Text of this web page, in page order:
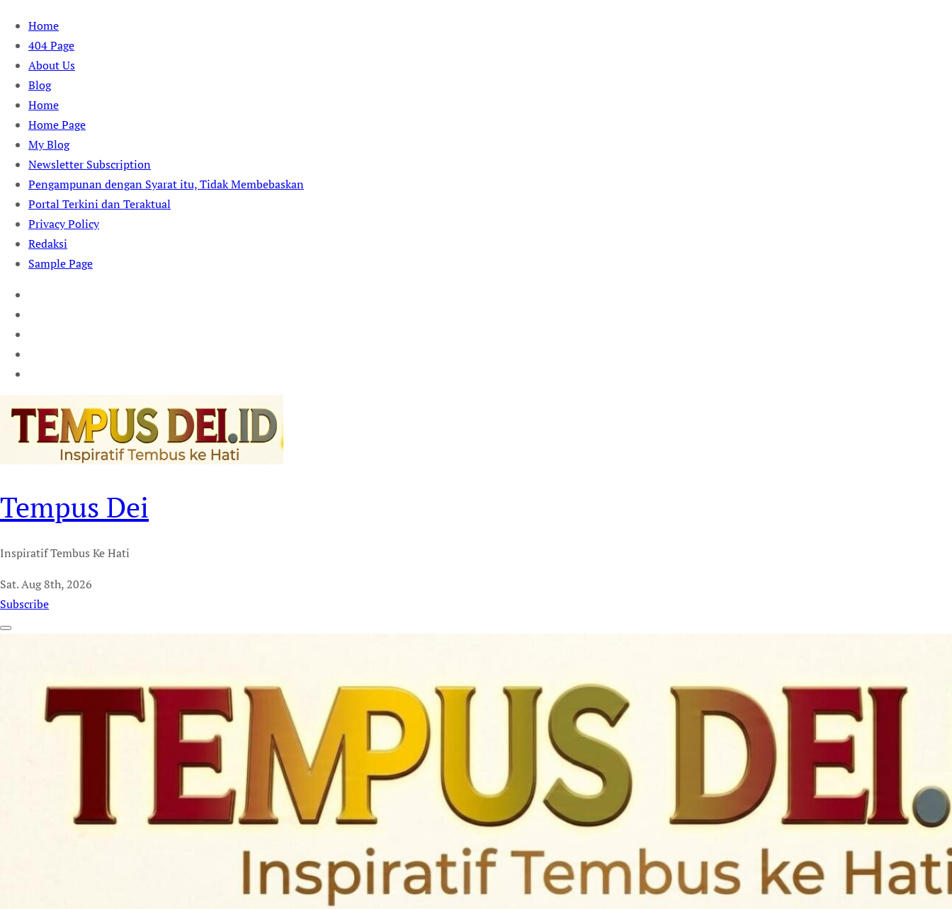
Skip
content
Home
404 Page
About Us
Blog
Home
Home Page
My Blog
Newsletter Subscription
Pengampunan dengan Syarat itu, Tidak Membebaskan
Portal Terkini dan Teraktual
Privacy Policy
Redaksi
Sample Page
Tempus Dei
Inspiratif Tembus Ke Hati
Sat. Aug 8th, 2026
Subscribe